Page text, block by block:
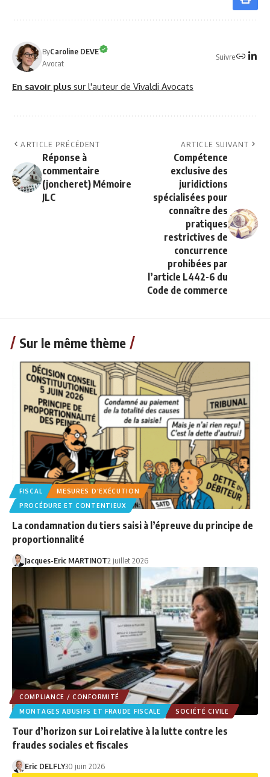
ByCaroline DEVE
Avocat
Suivre
En savoir plus sur l'auteur de Vivaldi Avocats
ARTICLE PRÉCÉDENT
Réponse à
commentaire
(joncheret) Mémoire
JLC
ARTICLE SUIVANT
Compétence
exclusive des
juridictions
spécialisées pour
connaître des
pratiques
restrictives de
concurrence
prohibées par
l’article L442-6 du
Code de commerce
Sur le même thème
FISCAL
MESURES D'EXÉCUTION
PROCÉDURE ET CONTENTIEUX
La condamnation du tiers saisi à l’épreuve du principe de
proportionnalité
Jacques-Eric MARTINOT2 juillet 2026
COMPLIANCE / CONFORMITÉ
MONTAGES ABUSIFS ET FRAUDE FISCALE
SOCIÉTÉ CIVILE
Tour d’horizon sur Loi relative à la lutte contre les
fraudes sociales et fiscales
Eric DELFLY30 juin 2026